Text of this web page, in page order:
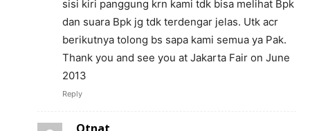
sisi kiri panggung krn kami tdk bisa melihat Bpk
dan suara Bpk jg tdk terdengar jelas. Utk acr
berikutnya tolong bs sapa kami semua ya Pak.
Thank you and see you at Jakarta Fair on June
2013
Reply